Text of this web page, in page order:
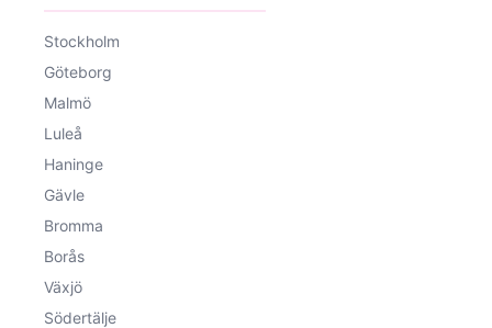
Stockholm
Göteborg
Malmö
Luleå
Haninge
Gävle
Bromma
Borås
Växjö
Södertälje